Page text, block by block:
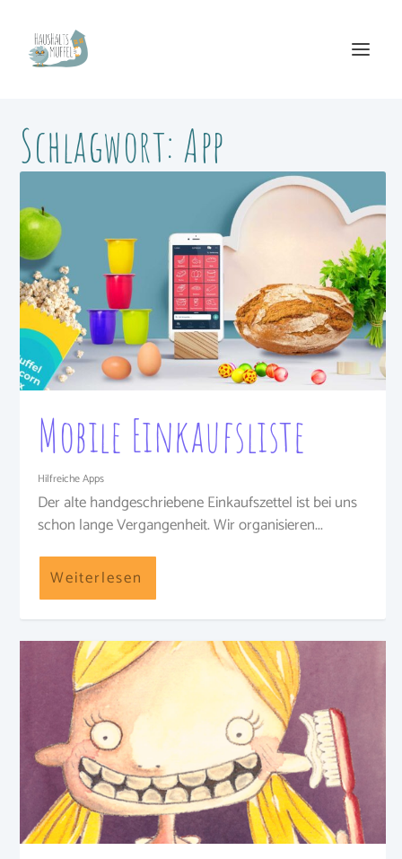
Schlagwort: App
Mobile Einkaufsliste
Hilfreiche Apps
Der alte handgeschriebene Einkaufszettel ist bei uns
schon lange Vergangenheit. Wir organisieren...
Weiterlesen